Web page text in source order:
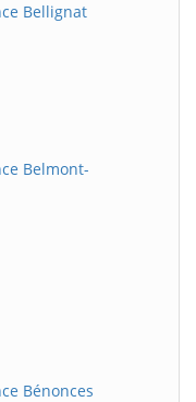
Bellignat
Belmont-
Bénonces